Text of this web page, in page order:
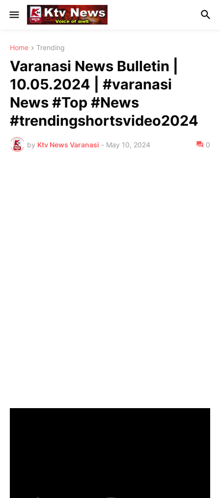
Home Trending
Varanasi News Bulletin |
10.05.2024 | #varanasi
News #Top #News
#trendingshortsvideo2024
by Ktv News Varanasi - May 10, 2024 0